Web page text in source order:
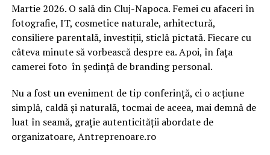
NU RATATI
Cel mai așteptat document pentru o autostradă VITALĂ
în România
Martie 2026. O sală din Cluj-Napoca. Femei cu afaceri în
fotografie, IT, cosmetice naturale, arhitectură,
consiliere parentală, investiții, sticlă pictată. Fiecare cu
câteva minute să vorbească despre ea. Apoi, în fața
camerei foto în ședință de branding personal.
Nu a fost un eveniment de tip conferință, ci o acțiune
simplă, caldă și naturală, tocmai de aceea, mai demnă de
luat în seamă, grație autenticității abordate de
organizatoare, Antreprenoare.ro